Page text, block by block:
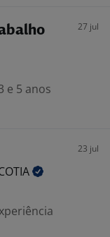
27 jul
e 5 anos
23 jul